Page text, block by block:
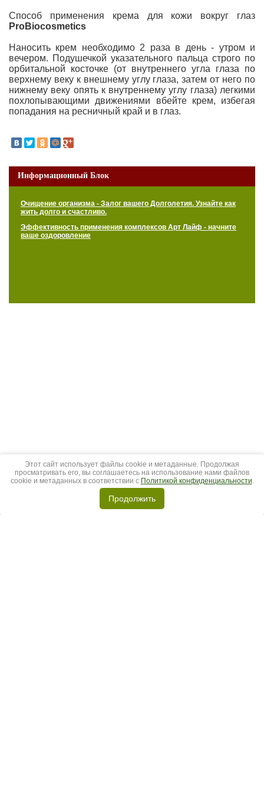
Этот сайт использует файлы cookie и метаданные. Продолжая
просматривать его, вы соглашаетесь на использование нами файлов
cookie и метаданных в соответствии с Политикой конфиденциальности.
Продолжить
Способ применения крема для кожи вокруг глаз
ProBiocosmetics
Наносить крем необходимо 2 раза в день - утром и
вечером. Подушечкой указательного пальца строго по
орбитальной косточке (от внутреннего угла глаза по
верхнему веку к внешнему углу глаза, затем от него по
нижнему веку опять к внутреннему углу глаза) легкими
похлопывающими движениями вбейте крем, избегая
попадания на ресничный край и в глаз.
Информационный Блок
Очищение организма - Залог вашего Долголетия. Узнайте как
жить долго и счастливо.
Эффективность применения комплексов Арт Лайф - начните
ваше оздоровление